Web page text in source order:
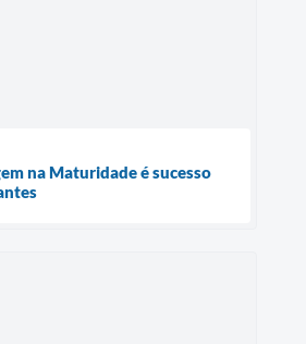
na Maturidade é sucesso